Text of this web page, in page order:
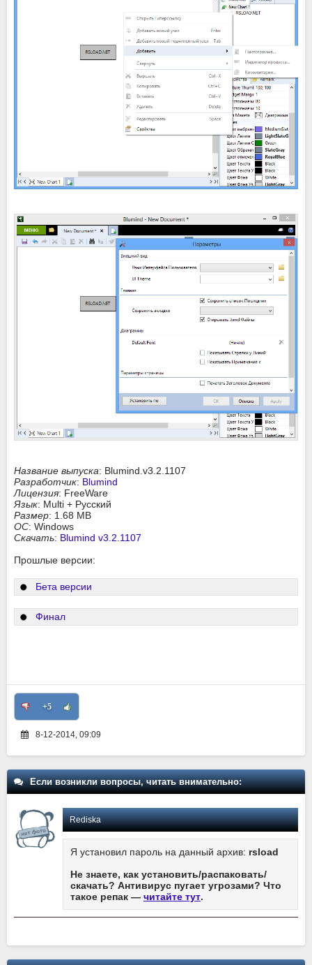
Название выпуска: Blumind.v3.2.1107
Разработчик: Blumind
Лицензия: FreeWare
Язык: Multi + Русский
Размер: 1.68 MB
ОС: Windows
Скачать: Blumind v3.2.1107
Прошлые версии:
Бета версии
Финал
+5
8-12-2014, 09:09
Если возникли вопросы, читать внимательно:
Rediska
Я установил пароль на данный архив: rsload
Не знаете, как установить/распаковать/
скачать? Антивирус пугает угрозами? Что
такое репак — читайте тут.